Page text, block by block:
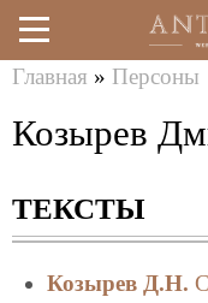
Перейти
к
здесь
Главная » Персоны
Козырев
ТЕКСТЫ
Козырев Д.Н.